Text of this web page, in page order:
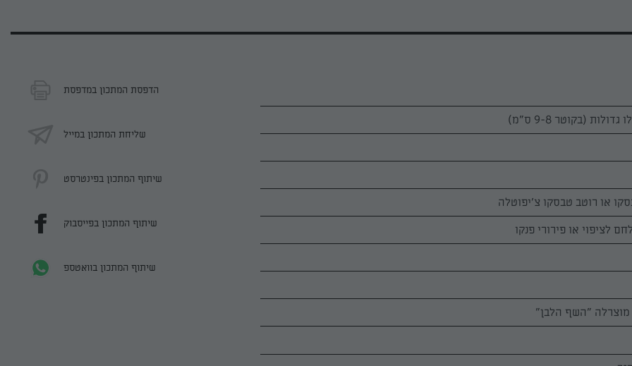
או רוטב טבסקו צ'יפוטלה
לציפוי או פירורי פנקו
הדפסת המתכון במדפסת
שליחת המתכון במייל
שיתוף המתכון בפינטרסט
שיתוף המתכון בפייסבוק
שיתוף המתכון בוואטספ